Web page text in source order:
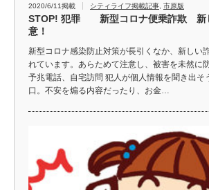
2020/6/11掲載 シティライフ掲載記事 市原版
STOP! 犯罪 新型コロナ便乗詐欺 新
意！
新型コロナ感染防止対策が長引くなか、新しい
れています。あらためて注意し、被害を未然に
予兆電話、自宅訪問 犯人が個人情報を聞き出そ
口。不安を煽る内容だったり、お金…